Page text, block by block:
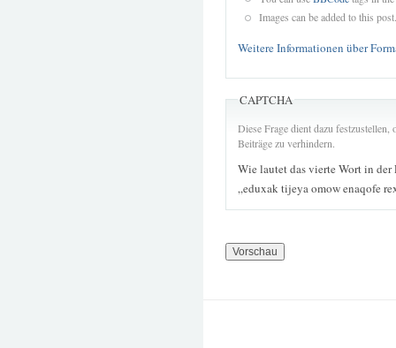
Images can be added to this post.
Weitere Informationen über
CAPTCHA
Diese Frage dient dazu
Beiträge zu verhindern.
Wie lautet das vierte Wort in der
„eduxak tijeya omow enaqofe